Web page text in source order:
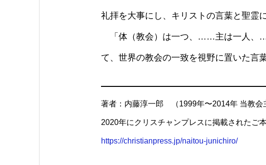
礼拝を大事にし、キリストの言葉と聖霊
「体（教会）は一つ、……主は一人、
て、世界の教会の一致を視野に置いた言
著者：内藤淳一郎 （1999年〜2014年 当教会
2020年にクリスチャンプレスに掲載されたご
https://christianpress.jp/naitou-junichiro/